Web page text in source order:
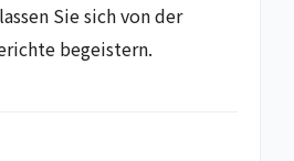
Sie sich von der
begeistern.